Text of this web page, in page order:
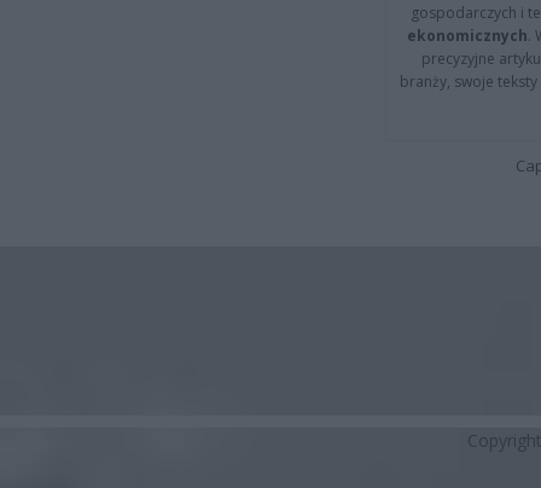
gospodarczych i
ekonomicznych.
precyzyjne
branży, swoje